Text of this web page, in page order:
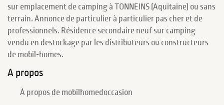
sur emplacement de camping à TONNEINS (Aquitaine) ou sans
terrain. Annonce de particulier à particulier pas cher et de
professionnels. Résidence secondaire neuf sur camping
vendu en destockage par les distributeurs ou constructeurs
de mobil-homes.
A propos
À propos de mobilhomedoccasion